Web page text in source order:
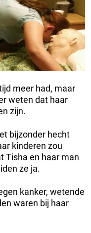
meer had, maar
weten dat haar
zijn.
bijzonder hecht
kinderen zou
Tisha en haar man
ze ja.
kanker, wetende
waren bij haar